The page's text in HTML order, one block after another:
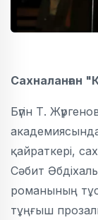
Сахналанған
Бүгін Т.
қайраткері,
Сәбит
романының
тұңғыш